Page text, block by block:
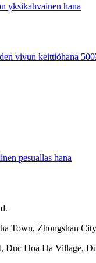
Town, Zhongshan
Duc Hoa Ha Village,